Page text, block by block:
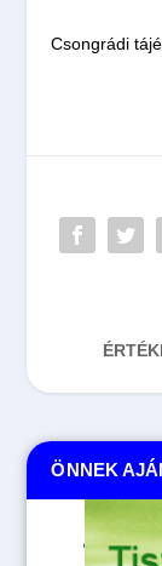
Csongrádi
ÖNNEK